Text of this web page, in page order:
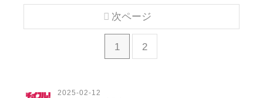
1 2
次ページ
2025-02-12